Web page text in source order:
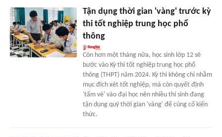
Tận dụng thời gian 'vàng' trước kỳ
thi tốt nghiệp trung học phổ
thông
Còn hơn một tháng nữa, học sinh lớp 12 sẽ
bước vào Kỳ thi tốt nghiệp trung học phổ
thông (THPT) năm 2024. Kỳ thi không chỉ nhằm
mục đích xét tốt nghiệp, mà còn quyết định
'tấm vé' vào đại học nên nhiều thí sinh đang
tận dụng quỹ thời gian 'vàng' để củng cố kiến
thức.